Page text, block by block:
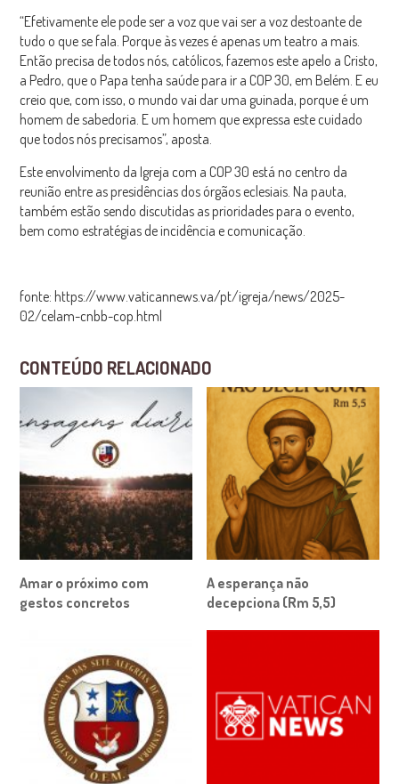
“Efetivamente ele pode ser a voz que vai ser a voz destoante de
tudo o que se fala. Porque às vezes é apenas um teatro a mais.
Então precisa de todos nós, católicos, fazemos este apelo a Cristo,
a Pedro, que o Papa tenha saúde para ir a COP 30, em Belém. E eu
creio que, com isso, o mundo vai dar uma guinada, porque é um
homem de sabedoria. E um homem que expressa este cuidado
que todos nós precisamos”, aposta.
Este envolvimento da Igreja com a COP 30 está no centro da
reunião entre as presidências dos órgãos eclesiais. Na pauta,
também estão sendo discutidas as prioridades para o evento,
bem como estratégias de incidência e comunicação.
fonte: https://www.vaticannews.va/pt/igreja/news/2025-
02/celam-cnbb-cop.html
CONTEÚDO RELACIONADO
Amar o próximo com
gestos concretos
A esperança não
decepciona (Rm 5,5)